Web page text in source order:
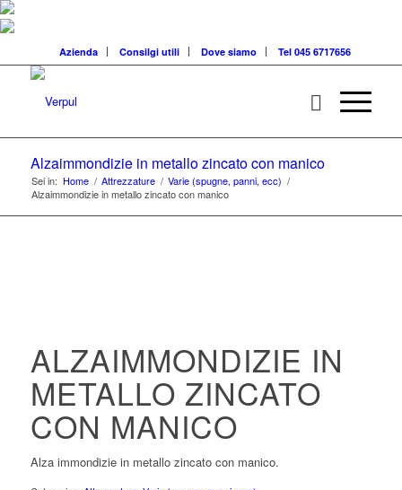
Azienda Consilgi utili Dove siamo Tel 045 6717656
Alzaimmondizie in metallo zincato con manico
Sei in: Home / Attrezzature / Varie (spugne, panni, ecc) /
Alzaimmondizie in metallo zincato con manico
ALZAIMMONDIZIE IN
METALLO ZINCATO
CON MANICO
Alza immondizie in metallo zincato con manico.